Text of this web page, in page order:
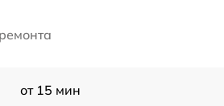
от 15 мин